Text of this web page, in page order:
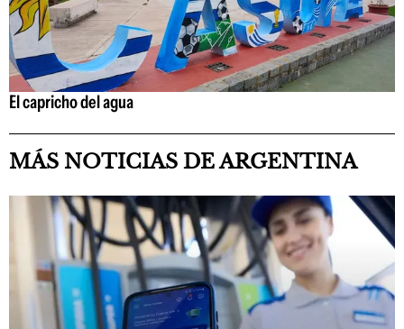
El capricho del agua
MÁS NOTICIAS DE ARGENTINA